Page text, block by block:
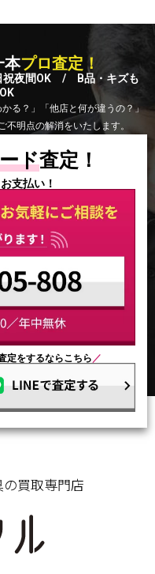
本プロ査定！
夜間OK / B品・キズも
る？」「他店と何が違うの？」
明点の解消をいたします。
ド査定！
支払い！
定をするならこちら ／
の買取専門店